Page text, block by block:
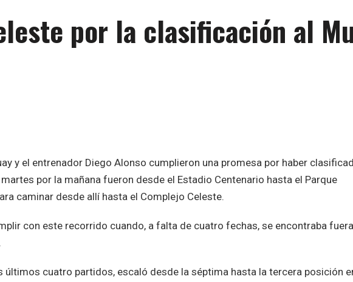
por la clasificación al
y el entrenador Diego Alonso cumplieron una promesa por haber
por la mañana fueron desde el Estadio Centenario hasta el Parque
caminar desde allí hasta el Complejo Celeste.
con este recorrido cuando, a falta de cuatro fechas, se encontraba
últimos cuatro partidos, escaló desde la séptima hasta la tercera posición